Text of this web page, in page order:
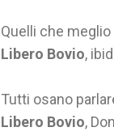
Quelli che
Libero Bovio,
Tutti osano
Libero Bovio,